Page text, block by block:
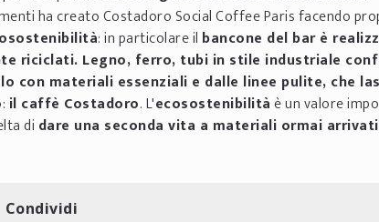
ha creatoCostadoro Social Coffee Paris facendo
: in particolare il bancone del bar è
riciclati. Legno, ferro, tubi in stile industriale
con materiali essenziali e dalle linee pulite, che
: il caffè Costadoro. L'ecosostenibilitàè un valore
di dare una seconda vita a materiali ormai
Condividi